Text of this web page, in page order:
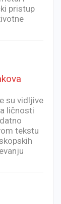
pristup
su vidljive
ličnosti
tekstu